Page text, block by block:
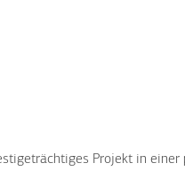
Projekt in einer